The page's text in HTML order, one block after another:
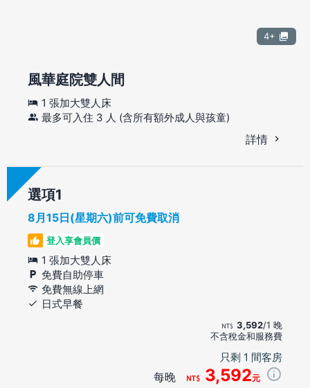
4+
風華庭院雙人間
1 張加大雙人床
最多可入住 3 人 (含所有額外成人與孩童)
詳情
選項
8月15日(星期六)前可免費取消
登入享會員價
1 張加大雙人床
免費自助停車
免費無線上網
日式早餐
3,592/1 晚
不含稅金和服務費
只剩 1 間客房
每晚 3,592元